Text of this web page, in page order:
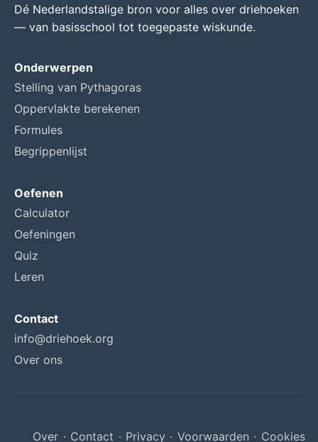
Dé Nederlandstalige bron voor alles over driehoeken
— van basisschool tot toegepaste wiskunde.
Onderwerpen
Stelling van Pythagoras
Oppervlakte berekenen
Formules
Begrippenlijst
Oefenen
Calculator
Oefeningen
Quiz
Leren
Contact
info@driehoek.org
Over ons
Over · Contact · Privacy · Voorwaarden · Cookies